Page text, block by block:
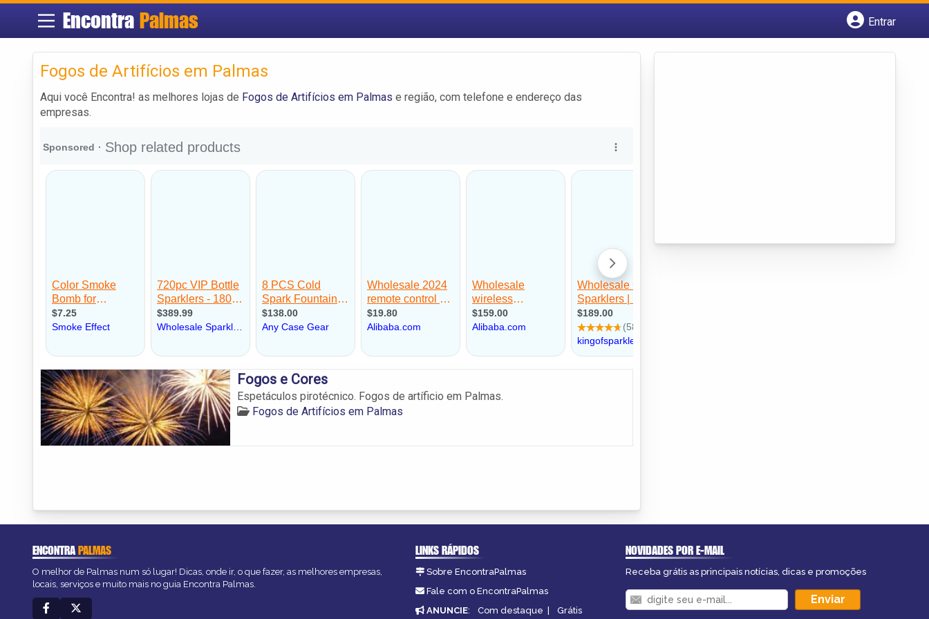
Encontra Palmas
Entrar
Fogos de Artifícios em Palmas
Aqui você Encontra! as melhores lojas de Fogos de Artifícios em Palmas e região, com telefone e endereço das
empresas.
Fogos e Cores
Espetáculos pirotécnico. Fogos de artíficio em Palmas.
Fogos de Artifícios em Palmas
ENCONTRAPALMAS
O melhor de Palmas num só lugar! Dicas, onde ir, o que fazer, as melhores empresas,
locais, serviços e muito mais no guia Encontra Palmas.
LINKS RÁPIDOS
Sobre EncontraPalmas
Fale com o EncontraPalmas
ANUNCIE: Com destaque | Grátis
NOVIDADES POR E-MAIL
Receba grátis as principais notícias, dicas e promoções